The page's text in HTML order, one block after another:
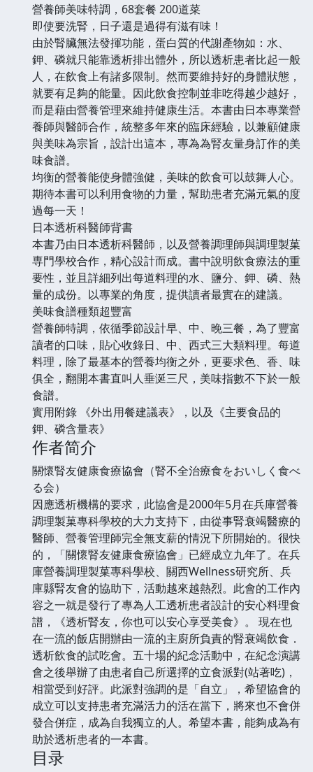
營養師美味特調，68套餐 200道菜
即使要洗腎，日子還是過得有滋有味！
由於腎臟無法發揮功能，蛋白質的代謝產物如：水、
鉀、磷就只能靠透析排出體外，所以透析患者比起一般
人，在飲食上有諸多限制。然而要維持好的身體狀態，
就要有足夠的能量。因此飲食控制並非吃得越少越好，
而是藉由營養管理來維持健康生活。本書由日本專業營
養師與醫師合作，統整多年來的臨床經驗，以兼顧健康
與美味為宗旨，設計出這本，專為為腎友量身訂作的美
味食譜。
均衡的營養能使身體強健，美味的飲食可以鼓舞人心。
期待本書可以利用食物的力量，幫助患者充滿元氣的度
過每一天！
日本透析科醫師背書
本書乃由日本透析科醫師，以及營養調理師與調理製菓
専門學校合作，精心設計而成。書中說明飲食療法的重
要性，並且詳細列出每道料理的水、鹽分、鉀、磷、熱
量的成份。以專業的角度，提供讀者最實在的建議。
美味食譜種類超豐富
營養師特調，依循季節設計早、中、晚三餐，為了豐富
讀者的口味，貼心收錄日、中、西式三大類料理。每道
料理，除了最基本的營養均衡之外，更要求色、香、味
俱全，翻開本書直叫人垂涎三尺，美味指數不下於一般
食譜。
實用附錄 《外出用餐建議表》，以及《主要食品的
鉀、磷含量表》
作者简介
關懷腎友健康食療協會（腎不全治療食をおいしく食べ
る会）
因應透析機構的要求，此協會是2000年5月在兵庫營養
調理製菓專科學校的大力支持下，由從事腎衰竭醫療的
醫師、營養管理師完全無支薪的情況下所開始的。很快
的，「關懷腎友健康食療協會」已經成立九年了。在兵
庫營養調理製菓專科學校、關西Wellness研究所、兵
庫縣腎友會的協助下，活動越來越熱烈。此會的工作內
容之一就是發行了專為人工透析患者設計的安心料理食
譜，《透析腎友，你也可以安心享受美食》。 現在也
在一流的飯店開辦由一流的主廚所負責的腎衰竭飲食．
透析飲食的試吃會。五十場的紀念活動中，在紀念演講
會之後舉辦了由患者自己所選擇的立食派對(站著吃)，
相當受到好評。此派對強調的是「自立」，希望協會的
成立可以支持患者充滿活力的活在當下，將來也不會併
發合併症，成為自我獨立的人。希望本書，能夠成為有
助於透析患者的一本書。
目录